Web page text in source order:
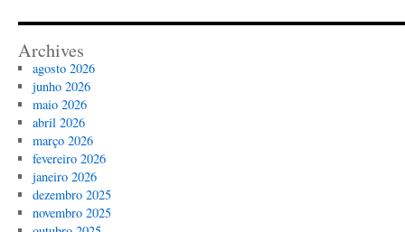
Archives
agosto 2026
junho 2026
maio 2026
abril 2026
março 2026
fevereiro 2026
janeiro 2026
dezembro 2025
novembro 2025